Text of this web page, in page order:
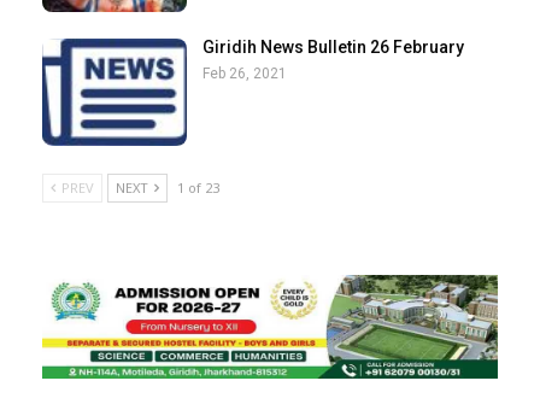
Giridih News Bulletin 26 February
Feb 26, 2021
PREV NEXT 1 of 23